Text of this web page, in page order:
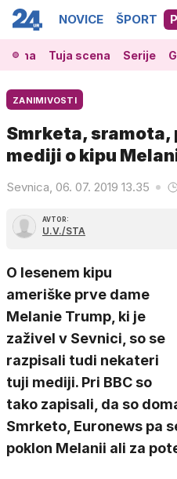
NOVICE ŠPORT
Tuja scena Serije
ZANIMIVOSTI
Smrketa,
mediji o kipu
Sevnica, 06. 07. 2019 13.35
AVTOR:
U.V./STA
O lesenem kipu
ameriške prve dame
Melanie Trump, ki je
zaživel v Sevnici, so se
razpisali tudi nekateri
tuji mediji. Pri BBC so
tako zapisali, da so
Smrketo, Euronews pa
poklon Melanii ali za